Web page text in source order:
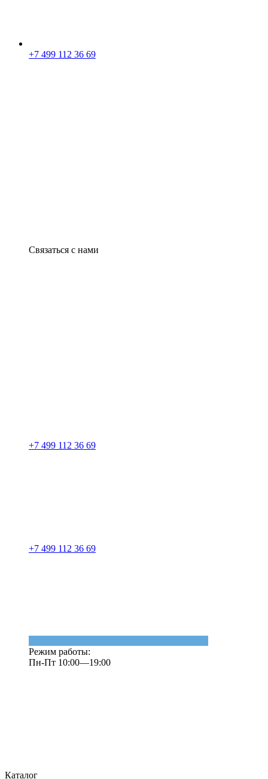
+7 499 112 36 69
Связаться с нами
+7 499 112 36 69
+7 499 112 36 69
Режим работы:
Пн-Пт 10:00—19:00
Каталог